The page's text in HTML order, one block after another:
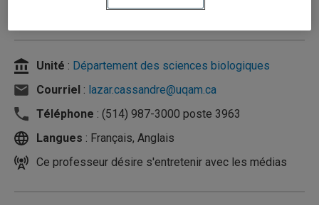
Unité : Département des sciences biologiques
Courriel : lazar.cassandre@uqam.ca
Téléphone : (514) 987-3000 poste 3963
Langues : Français, Anglais
Ce professeur désire s'entretenir avec les médias